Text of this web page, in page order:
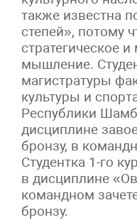
также известна
степей», потому
стратегическое
мышление.
магистратуры
культуры и
Республики
дисциплине
бронзу, в
Студентка 1-го
в дисциплине
командном
бронзу.